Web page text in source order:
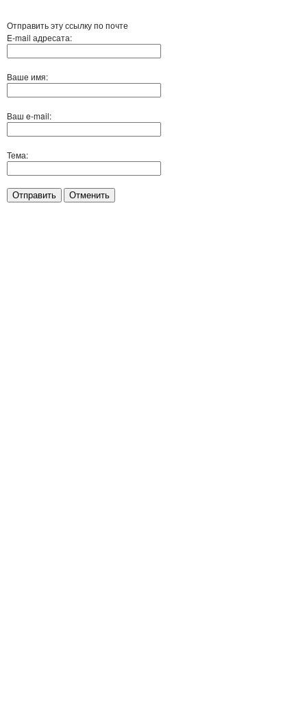
Отправить эту ссылку по почте
E-mail адресата:
Ваше имя:
Ваш e-mail:
Тема:
Отправить Отменить